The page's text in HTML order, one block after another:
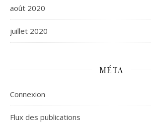
août 2020
juillet 2020
MÉTA
Connexion
Flux des publications